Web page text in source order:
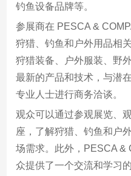
钓鱼设备品牌等。
参展商在 PESCA &
狩猎、钓鱼和户外用品相
狩猎装备、户外服装、野
最新的产品和技术，与潜
专业人士进行商务洽谈。
观众可以通过参观展览、
座，了解狩猎、钓鱼和户
场需求。此外，PESCA &
众提供了一个交流和学习